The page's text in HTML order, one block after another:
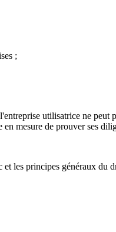
;
utilisatrice ne
mesure de prouver ses
les principes généraux du